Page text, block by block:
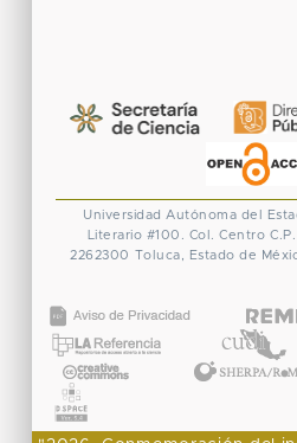
Universidad Autónoma del
Literario #100. Col. Centro
2262300 Toluca, Estado de